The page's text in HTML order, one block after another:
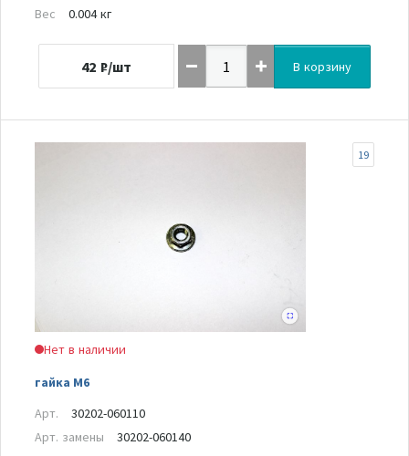
Вес
0.004 кг
42 ₽/шт В корзину
Нет в наличии
гайка М6
19
Арт.
30202-060110
Арт. замены
30202-060140